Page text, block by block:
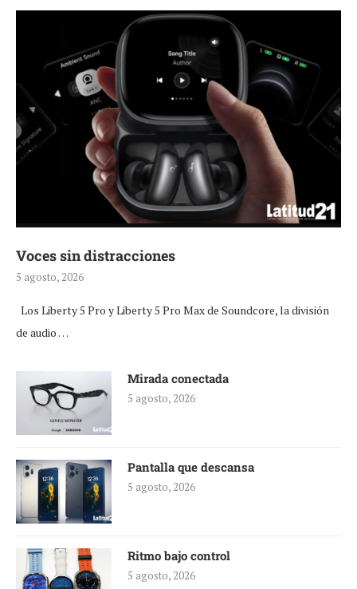
Voces sin distracciones
5 agosto, 2026
Los Liberty 5 Pro y Liberty 5 Pro Max de Soundcore, la división
de audio …
Mirada conectada
5 agosto, 2026
Pantalla que descansa
5 agosto, 2026
Ritmo bajo control
5 agosto, 2026